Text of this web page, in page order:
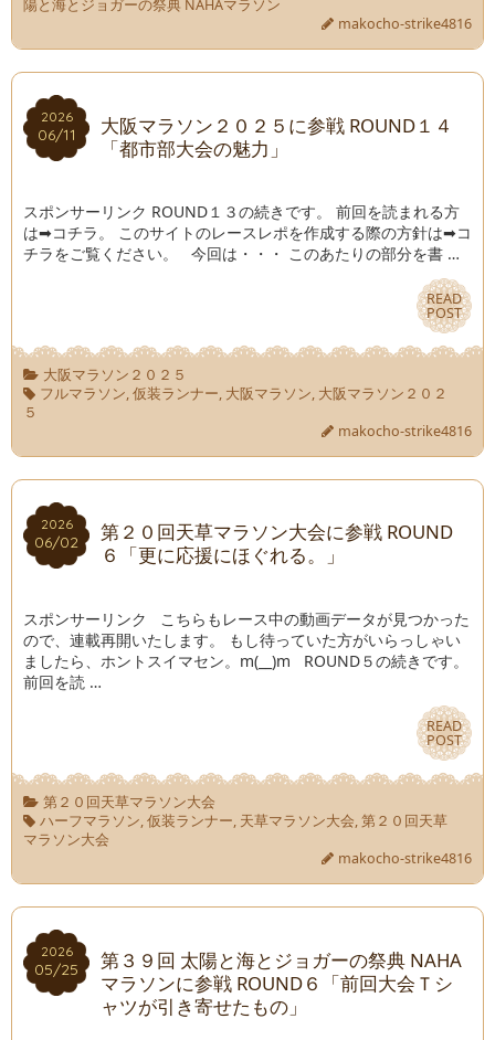
陽と海とジョガーの祭典 NAHAマラソン
makocho-strike4816
2026
06/11
2026
06/11
大阪マラソン２０２５に参戦 ROUND１４
「都市部大会の魅力」
スポンサーリンク ROUND１３の続きです。 前回を読まれる方
は➡コチラ。 このサイトのレースレポを作成する際の方針は➡コ
チラをご覧ください。 今回は・・・ このあたりの部分を書 …
READ
POST
READ
POST
大阪マラソン２０２５
フルマラソン,仮装ランナー, 大阪マラソン, 大阪マラソン２０２
５
makocho-strike4816
2026
06/02
2026
06/02
第２０回天草マラソン大会に参戦 ROUND
６「更に応援にほぐれる。」
スポンサーリンク こちらもレース中の動画データが見つかった
ので、連載再開いたします。 もし待っていた方がいらっしゃい
ましたら、ホントスイマセン。m(__)m ROUND５の続きです。
前回を読 …
READ
POST
READ
POST
第２０回天草マラソン大会
ハーフマラソン,仮装ランナー, 天草マラソン大会,第２０回天草
マラソン大会
makocho-strike4816
2026
05/25
2026
05/25
第３９回 太陽と海とジョガーの祭典 NAHA
マラソンに参戦 ROUND６「前回大会Ｔシ
ャツが引き寄せたもの」